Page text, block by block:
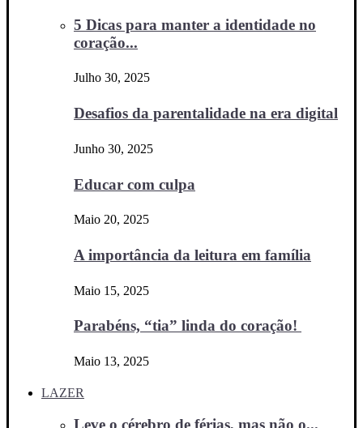
5 Dicas para manter a identidade no
coração...
Julho 30, 2025
Desafios da parentalidade na era digital
Junho 30, 2025
Educar com culpa
Maio 20, 2025
A importância da leitura em família
Maio 15, 2025
Parabéns, “tia” linda do coração!
Maio 13, 2025
LAZER
Leve o cérebro de férias, mas não o...